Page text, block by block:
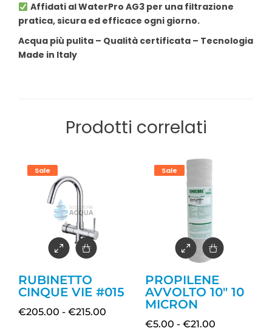
Affidati al WaterPro AG3 per una filtrazione
pratica, sicura ed efficace ogni giorno.
Acqua più pulita – Qualità certificata – Tecnologia
Made in Italy
Prodotti correlati
Sale
RUBINETTO
CINQUE VIE #015
€205.00 - €215.00
Sale
PROPILENE
AVVOLTO 10″ 10
MICRON
€5.00 - €21.00